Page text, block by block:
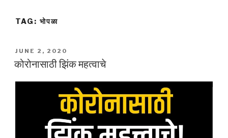
TAG: भोपळा
POSTED
ON
JUNE 2, 2020
कोरोनासाठी झिंक महत्वाचे